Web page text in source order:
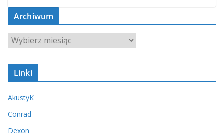
Archiwum
A
c
w
u
m
Linki
AkustyK
Conrad
Dexon